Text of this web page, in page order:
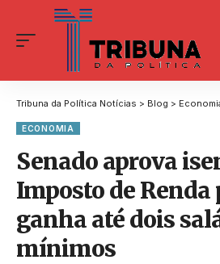
Tribuna da Política Notícias > Blog >
ECONOMIA
Senado aprova
Imposto de Renda
ganha até dois
mínimos